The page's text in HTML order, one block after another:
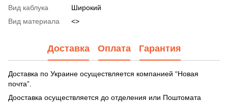
Вид каблука
Широкий
Вид материала
<>
Доставка Оплата Гарантия
Доставка по Украине осуществляется компанией “Новая
почта”.
Дооставка осуществляется до отделения или Поштомата